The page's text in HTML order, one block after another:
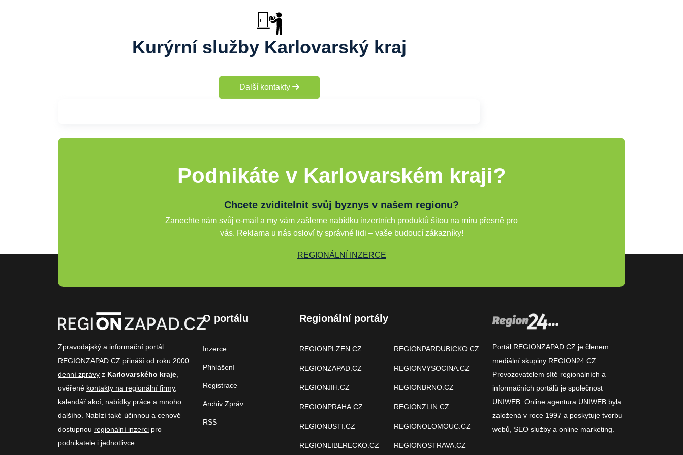
Kurýrní služby Karlovarský kraj
Další kontakty
Podnikáte v Karlovarském kraji?
Chcete zviditelnit svůj byznys v našem regionu?
Zanechte nám svůj e-mail a my vám zašleme nabídku inzertních produktů šitou na míru přesně pro
vás. Reklama u nás osloví ty správné lidi – vaše budoucí zákazníky!
REGIONÁLNÍ INZERCE
Zpravodajský a informační portál
REGIONZAPAD.CZ přináší od roku 2000
denní zprávy z Karlovarského kraje
ověřené kontakty na regionální firmy,
kalendář akcí nabídky práce a mnoho
dalšího. Nabízí také účinnou a cenově
dostupnou regionální inzerci pro
podnikatele i jednotlivce.
O portálu
Inzerce
Přihlášení
Registrace
Archiv Zpráv
RSS
Regionální portály
REGIONPLZEN.CZ
REGIONZAPAD.CZ
REGIONJIH.CZ
REGIONPRAHA.CZ
REGIONUSTI.CZ
REGIONLIBERECKO.CZ
REGIONPARDUBICKO.CZ
REGIONVYSOCINA.CZ
REGIONBRNO.CZ
REGIONZLIN.CZ
REGIONOLOMOUC.CZ
REGIONOSTRAVA.CZ
Portál REGIONZAPAD.CZ je členem
mediální skupiny REGION24.CZ
Provozovatelem sítě regionálních a
informačních portálů je společnost
UNIWEB . Online agentura UNIWEB byla
založená v roce 1997 a poskytuje tvorbu
webů, SEO služby a online marketing.